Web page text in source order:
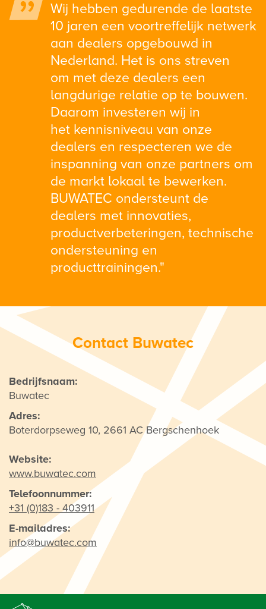
Wij hebben gedurende de laatste
10 jaren een voortreffelijk netwerk
aan dealers opgebouwd in
Nederland. Het is ons streven
om met deze dealers een
langdurige relatie op te bouwen.
Daarom investeren wij in
het kennisniveau van onze
dealers en respecteren we de
inspanning van onze partners om
de markt lokaal te bewerken.
BUWATEC ondersteunt de
dealers met innovaties,
productverbeteringen, technische
ondersteuning en
producttrainingen."
Contact Buwatec
Bedrijfsnaam:
Buwatec
Adres:
Boterdorpseweg 10, 2661 AC Bergschenhoek
Website:
www.buwatec.com
Telefoonnummer:
+31 (0)183 - 403911
E-mailadres:
info@buwatec.com